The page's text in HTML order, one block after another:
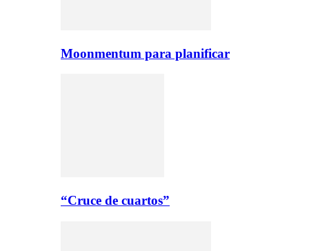
Moonmentum para planificar
“Cruce de cuartos”